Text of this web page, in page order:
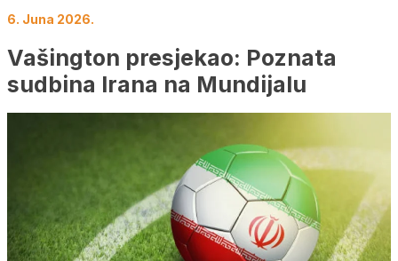
6. Juna 2026.
Vašington presjekao: Poznata
sudbina Irana na Mundijalu